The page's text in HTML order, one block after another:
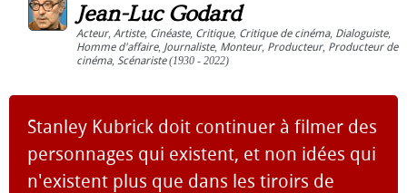
Jean-Luc Godard
Acteur, Artiste, Cinéaste, Critique, Critique de cinéma, Dialoguiste,
Homme d'affaire, Journaliste, Monteur, Producteur, Producteur de
cinéma, Scénariste(1930 - 2022)
Stanley Kubrick doit continuer à filmer des
personnages qui existent, et non idées qui
n'existent plus que dans les tiroirs de